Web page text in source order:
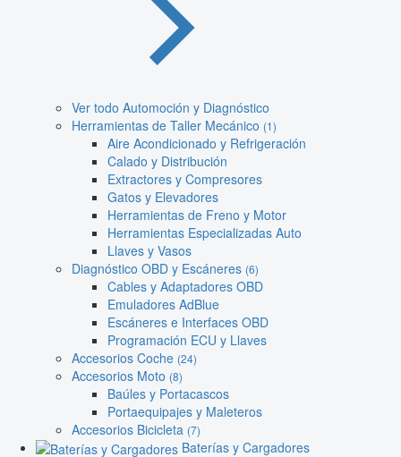
Ver todo Automoción y Diagnóstico
Herramientas de Taller Mecánico (1)
Aire Acondicionado y Refrigeración
Calado y Distribución
Extractores y Compresores
Gatos y Elevadores
Herramientas de Freno y Motor
Herramientas Especializadas Auto
Llaves y Vasos
Diagnóstico OBD y Escáneres (6)
Cables y Adaptadores OBD
Emuladores AdBlue
Escáneres e Interfaces OBD
Programación ECU y Llaves
Accesorios Coche (24)
Accesorios Moto (8)
Baúles y Portacascos
Portaequipajes y Maleteros
Accesorios Bicicleta (7)
Baterías y Cargadores